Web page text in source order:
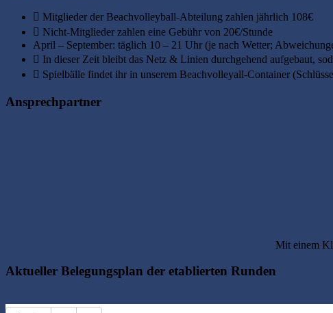
Mitglieder der Beachvolleyball-Abteilung zahlen jährlich 108€
Nicht-Mitglieder zahlen eine Gebühr von 20€/Stunde
April – September: täglich 10 – 21 Uhr (je nach Wetter;
In dieser Zeit bleibt das Netz & Linien durchgehend aufgebaut,
Spielbälle findet ihr in unserem Beachvolleyall-Container
Ansprechpartner
Mit einem
Aktueller Belegungsplan der etablierten Runden